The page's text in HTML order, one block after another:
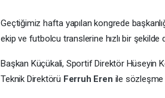
Geçtiğimiz hafta yapılan kongrede
ekip ve futbolcu translerine hızlı bir şekilde
Başkan Küçükali, Sportif Direktör Hüseyin
Teknik Direktörü Ferruh Eren ile